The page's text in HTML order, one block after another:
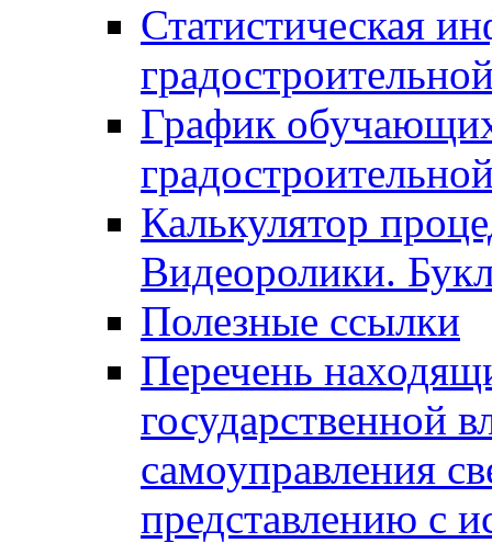
Статистическая
График
Калькулятор
Видеоролики.
Полезные ссылки
Перечень
государственной
самоуправления
представлению с